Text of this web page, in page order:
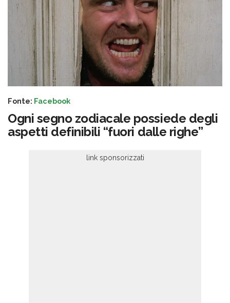
Fonte: Facebook
Ogni segno zodiacale possiede degli
aspetti definibili “fuori dalle righe”